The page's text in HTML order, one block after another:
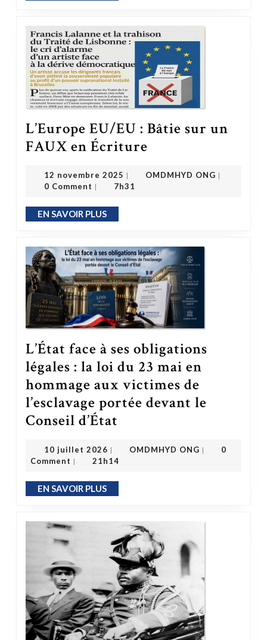
L’Europe EU/EU : Bâtie sur un
FAUX en Écriture
12 novembre 2025 12 novembre 2025
| OMDMHYD ONG |
0 Comment | 7h31
EN SAVOIR PLUSEN SAVOIR PLUS
L’État face à ses obligations
légales : la loi du 23 mai en
hommage aux victimes de
l’esclavage portée devant le
Conseil d’État
10 juillet 2026 10 juillet 2026
| OMDMHYD ONG |
0
Comment | 21h14
EN SAVOIR PLUSEN SAVOIR PLUS